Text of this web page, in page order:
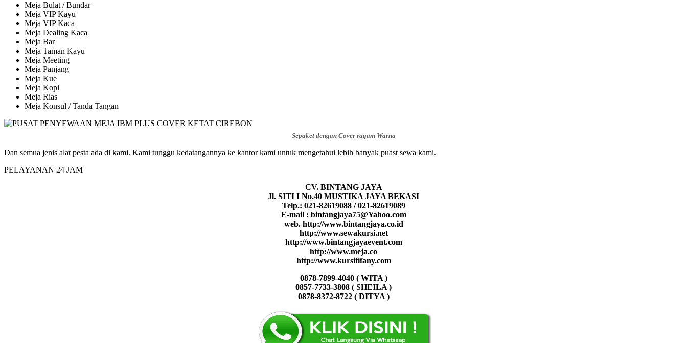
Meja Bulat / Bundar
Meja VIP Kayu
Meja VIP Kaca
Meja Dealing Kaca
Meja Bar
Meja Taman Kayu
Meja Meeting
Meja Panjang
Meja Kue
Meja Kopi
Meja Rias
Meja Konsul / Tanda Tangan
Sepaket dengan Cover ragam Warna
Dan semua jenis alat pesta ada di kami. Kami tunggu kedatangannya ke kantor kami untuk mengetahui lebih banyak puast sewa kami.
PELAYANAN 24 JAM
CV. BINTANG JAYA
Jl. SITI I No.40 MUSTIKA JAYA BEKASI
Telp.: 021-82619088 / 021-82619089
E-mail : bintangjaya75@Yahoo.com
web. http://www.bintangjaya.co.id
http://www.sewakursi.net
http://www.bintangjayaevent.com
http://www.meja.co
http://www.kursitifany.com
0878-7899-4040 ( WITA )
0857-7733-3808 ( SHEILA )
0878-8372-8722 ( DITYA )